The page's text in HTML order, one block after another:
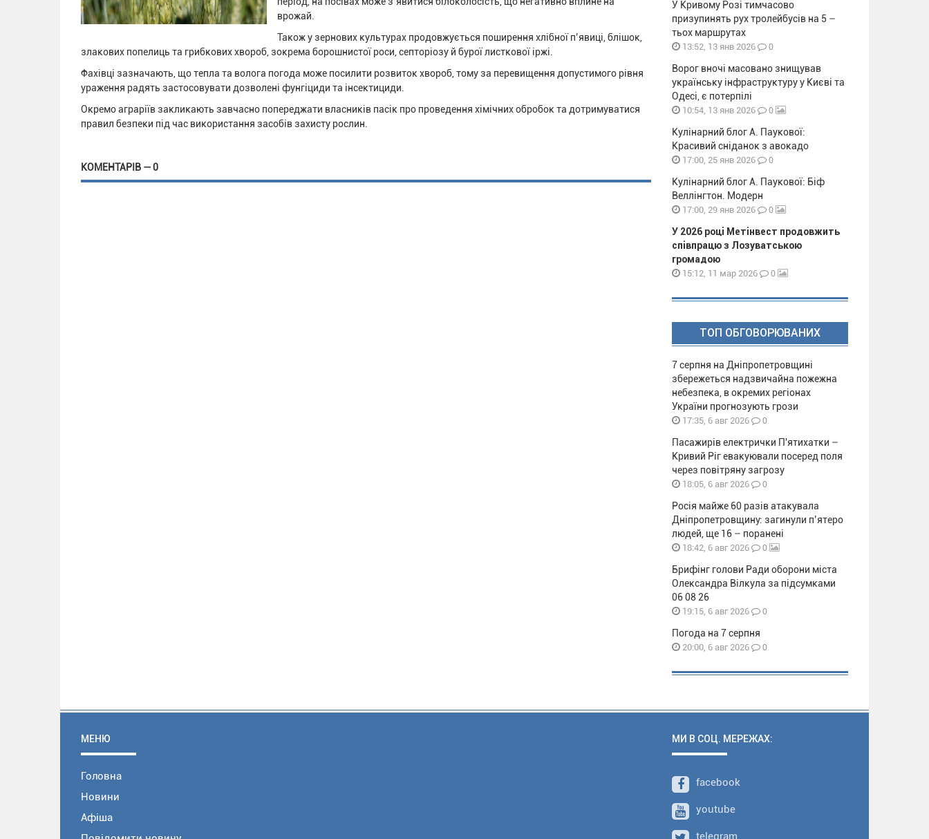
врожай.
Також у зернових культурах продовжується поширення хлібної п’явиці, блішок,
злакових попелиць та грибкових хвороб, зокрема борошнистої роси, септоріозу й бурої листкової іржі.
Фахівці зазначають, що тепла та волога погода може посилити розвиток хвороб, тому за перевищення допустимого рівня
ураження радять застосовувати дозволені фунгіциди та інсектициди.
Окремо аграріїв закликають завчасно попереджати власників пасік про проведення хімічних обробок та дотримуватися
правил безпеки під час використання засобів захисту рослин.
КОМЕНТАРІВ — 0
У Кривому Розі тимчасово
призупинять рух тролейбусів на 5 –
тьох маршрутах
13:52, 13 янв 2026 0
Ворог вночі масовано знищував
українську інфраструктуру у Києві та
Одесі, є потерпілі
10:54, 13 янв 2026 0
Кулінарний блог А. Паукової:
Красивий сніданок з авокадо
17:00, 25 янв 2026 0
Кулінарний блог А. Паукової: Біф
Веллінгтон. Модерн
17:00, 29 янв 2026 0
У 2026 році Метінвест продовжить
співпрацю з Лозуватською
громадою
15:12, 11 мар 2026 0
ТОП ОБГОВОРЮВАНИХ
7 серпня на Дніпропетровщині
збережеться надзвичайна пожежна
небезпека, в окремих регіонах
України прогнозують грози
17:35, 6 авг 2026 0
Пасажирів електрички П'ятихатки –
Кривий Ріг евакуювали посеред поля
через повітряну загрозу
18:05, 6 авг 2026 0
Росія майже 60 разів атакувала
Дніпропетровщину: загинули п’ятеро
людей, ще 16 – поранені
18:42, 6 авг 2026 0
Брифінг голови Ради оборони міста
Олександра Вілкула за підсумками
06 08 26
19:15, 6 авг 2026 0
Погода на 7 серпня
20:00, 6 авг 2026 0
МЕНЮ
Головна
Новини
Афіша
МИ В СОЦ. МЕРЕЖАХ:
facebook
youtube
telegram